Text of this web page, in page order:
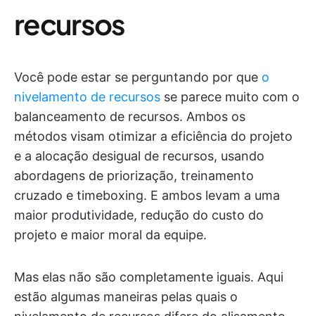
recursos
Você pode estar se perguntando por que o
nivelamento de recursos se parece muito com o
balanceamento de recursos. Ambos os
métodos visam otimizar a eficiência do projeto
e a alocação desigual de recursos, usando
abordagens de priorização, treinamento
cruzado e timeboxing. E ambos levam a uma
maior produtividade, redução do custo do
projeto e maior moral da equipe.
Mas elas não são completamente iguais. Aqui
estão algumas maneiras pelas quais o